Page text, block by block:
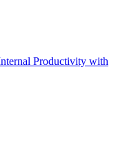
Productivity with